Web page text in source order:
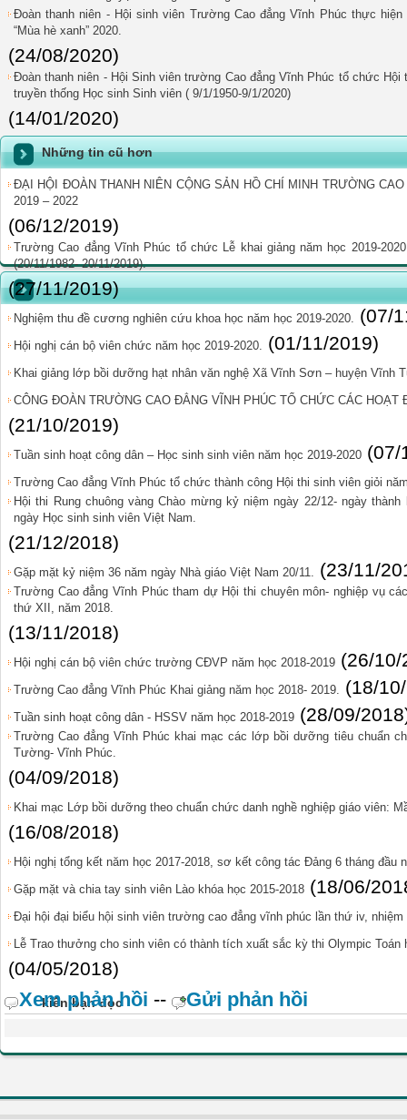
Đoàn thanh niên - Hội sinh viên Trường Cao đẳng Vĩnh Phúc thực
“Mùa hè xanh” 2020.
(24/08/2020)
Đoàn thanh niên - Hội Sinh viên trường Cao đẳng Vĩnh Phúc tổ chức Hội
truyền thống Học sinh Sinh viên ( 9/1/1950-9/1/2020)
(14/01/2020)
Những tin cũ hơn
ĐẠI HỘI ĐOÀN THANH NIÊN CỘNG SẢN HỒ CHÍ MINH TRƯỜNG
2019 – 2022
(06/12/2019)
Trường Cao đẳng Vĩnh Phúc tổ chức Lễ khai giảng năm học 2019-
(20/11/1982- 20/11/2019).
(27/11/2019)
Nghiệm thu đề cương nghiên cứu khoa học năm học 2019-2020. (07/
Hội nghị cán bộ viên chức năm học 2019-2020. (01/11/2019)
Khai giảng lớp bồi dưỡng hạt nhân văn nghệ Xã Vĩnh Sơn – huyện Vĩnh
CÔNG ĐOÀN TRƯỜNG CAO ĐẲNG VĨNH PHÚC TỔ CHỨC CÁC HOẠT
(21/10/2019)
Tuần sinh hoạt công dân – Học sinh sinh viên năm học 2019-2020 (07/
Trường Cao đẳng Vĩnh Phúc tổ chức thành công Hội thi sinh viên giỏi
Hội thi Rung chuông vàng Chào mừng kỷ niệm ngày 22/12- ngày
ngày Học sinh sinh viên Việt Nam.
(21/12/2018)
Gặp mặt kỷ niệm 36 năm ngày Nhà giáo Việt Nam 20/11. (23/11/
Trường Cao đẳng Vĩnh Phúc tham dự Hội thi chuyên môn- nghiệp vụ
thứ XII, năm 2018.
(13/11/2018)
Hội nghị cán bộ viên chức trường CĐVP năm học 2018-2019 (26/10/
Trường Cao đẳng Vĩnh Phúc Khai giảng năm học 2018- 2019. (18/
Tuần sinh hoạt công dân - HSSV năm học 2018-2019 (28/09/
Trường Cao đẳng Vĩnh Phúc khai mạc các lớp bồi dưỡng tiêu chuẩn
Tường- Vĩnh Phúc.
(04/09/2018)
Khai mạc Lớp bồi dưỡng theo chuẩn chức danh nghề nghiệp giáo viên:
(16/08/2018)
Hội nghị tổng kết năm học 2017-2018, sơ kết công tác Đảng 6 tháng đầu
Gặp mặt và chia tay sinh viên Lào khóa học 2015-2018 (18/06/
Đại hội đại biểu hội sinh viên trường cao đẳng vĩnh phúc lần thứ iv, nhiệm
Lễ Trao thưởng cho sinh viên có thành tích xuất sắc kỳ thi Olympic Toán
(04/05/2018)
kiến bạn đọc
Xem phản hồi -- Gửi phản hồi